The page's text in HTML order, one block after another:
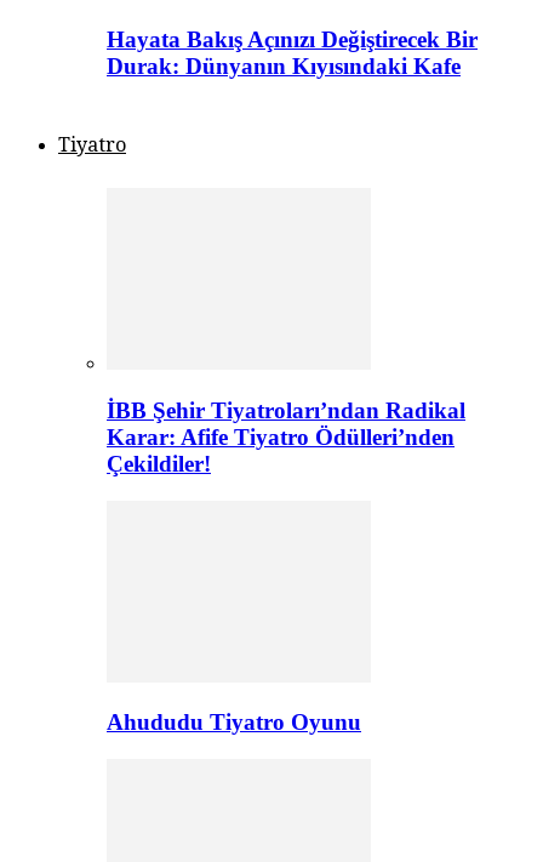
Hayata Bakış Açınızı Değiştirecek Bir
Durak: Dünyanın Kıyısındaki Kafe
Tiyatro
İBB Şehir Tiyatroları’ndan Radikal
Karar: Afife Tiyatro Ödülleri’nden
Çekildiler!
Ahududu Tiyatro Oyunu